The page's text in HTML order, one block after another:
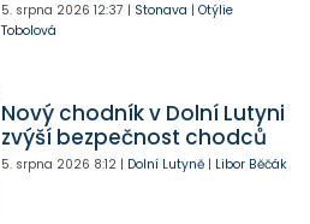
5. srpna 2026 12:37 | Stonava | Otýlie
Tobolová
Nový chodník v Dolní Lutyni
zvýší bezpečnost chodců
5. srpna 2026 8:12| Dolní Lutyně| Libor Běčák